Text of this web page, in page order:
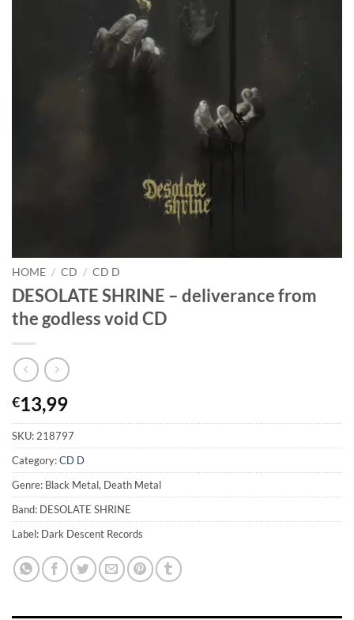
HOME / CD / CD D
DESOLATE SHRINE – deliverance from
the godless void CD
€13,99
SKU:218797
Category:CD D
Genre: Black Metal, Death Metal
Band: DESOLATE SHRINE
Label: Dark Descent Records